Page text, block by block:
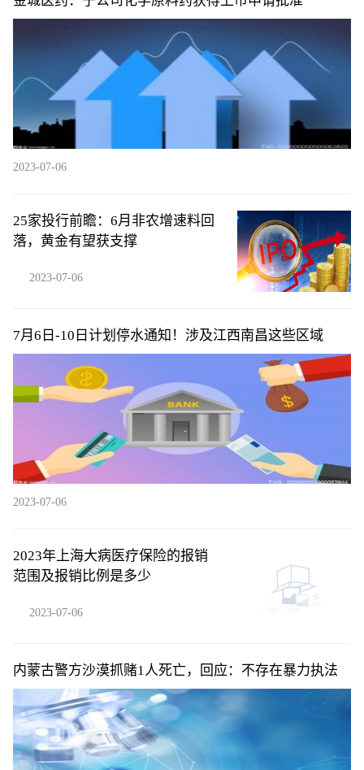
2023-07-06
25家投行前瞻：6月非农增速料回
落，黄金有望获支撑
2023-07-06
7月6日-10日计划停水通知！涉及江西南昌这些区域
2023-07-06
2023年上海大病医疗保险的报销
范围及报销比例是多少
2023-07-06
内蒙古警方沙漠抓赌1人死亡，回应：不存在暴力执法